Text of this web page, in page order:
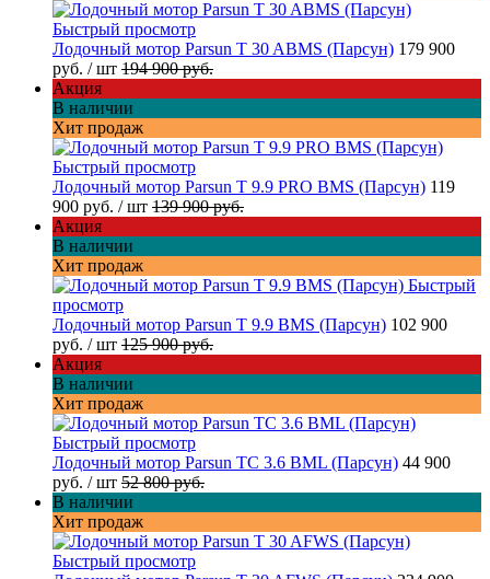
Быстрый просмотр
Лодочный мотор Parsun T 30 ABMS (Парсун) 179 900
руб. / шт 194 900 руб.
Акция
В наличии
Хит продаж
Быстрый просмотр
Лодочный мотор Parsun T 9.9 PRO BMS (Парсун) 119
900 руб. / шт 139 900 руб.
Акция
В наличии
Хит продаж
Быстрый
просмотр
Лодочный мотор Parsun T 9.9 BMS (Парсун) 102 900
руб. / шт 125 900 руб.
Акция
В наличии
Хит продаж
Быстрый просмотр
Лодочный мотор Parsun TC 3.6 BML (Парсун) 44 900
руб. / шт 52 800 руб.
В наличии
Хит продаж
Быстрый просмотр